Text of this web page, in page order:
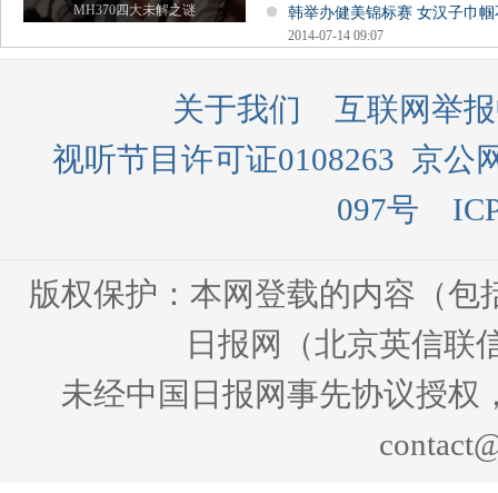
MH370四大未解之谜 韩举办健美锦标赛 女汉子巾
2014-07-14 09:07
关于我们
互联网举
视听节目许可证0108263 京公
097号
版权保护：本网登载的内容（
日报网（北京英信联
未经中国日报网事先协议授权